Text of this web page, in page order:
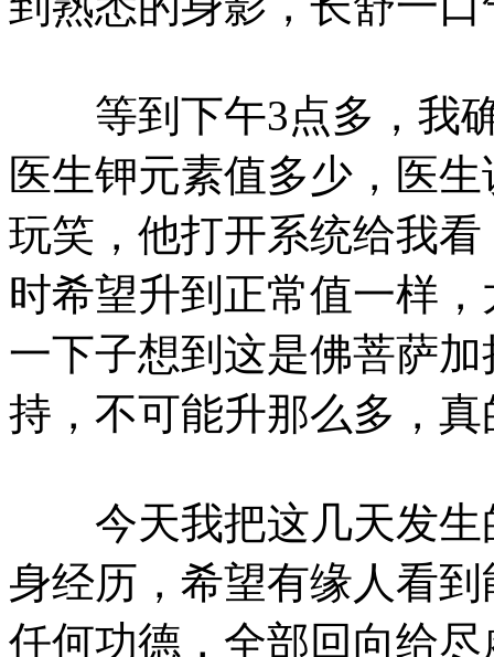
等到下午3点多，我确
医生钾元素值多少，医
玩笑，他打开系统给我
时希望升到正常值一样
一下子想到这是佛菩萨
持，不可能升那么多，
今天我把这几天发生
身经历，希望有缘人看
任何功德，全部回向给